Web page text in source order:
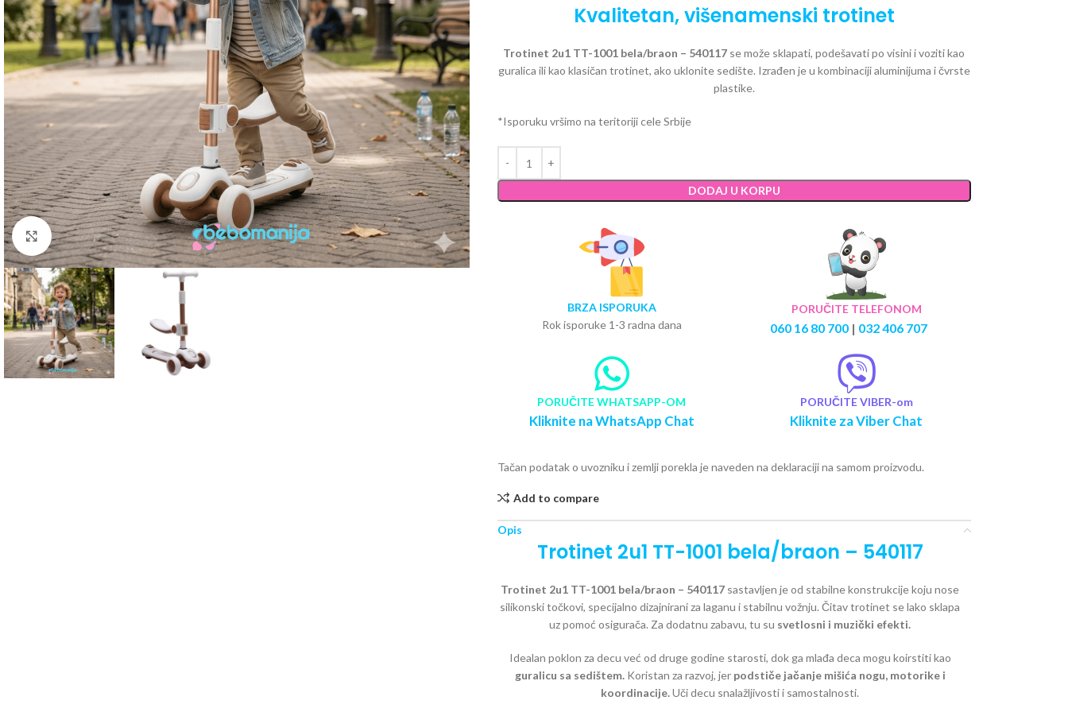
Click to enlarge
Kvalitetan, višenamenski trotinet
Trotinet 2u1 TT-1001 bela/braon – 540117 se može sklapati, podešavati po visini i voziti kao
guralica ili kao klasičan trotinet, ako uklonite sedište. Izrađen je u kombinaciji aluminijuma i čvrste
plastike.
*Isporuku vršimo na teritoriji cele Srbije
DODAJ U KORPU
BRZA ISPORUKA
Rok isporuke 1-3 radna dana
PORUČITE TELEFONOM
060 16 80 700| 032 406 707
PORUČITE WHATSAPP-OM
Kliknite na WhatsApp Chat
PORUČITE VIBER-om
Kliknite za Viber Chat
Tačan podatak o uvozniku i zemlji porekla je naveden na deklaraciji na samom proizvodu.
Add to compare
Opis
Trotinet 2u1 TT-1001 bela/braon – 540117
Trotinet 2u1 TT-1001 bela/braon – 540117 sastavljen je od stabilne konstrukcije koju nose
silikonski točkovi, specijalno dizajnirani za laganu i stabilnu vožnju. Čitav trotinet se lako sklapa
uz pomoć osigurača. Za dodatnu zabavu, tu su svetlosni i muzički efekti.
Idealan poklon za decu već od druge godine starosti, dok ga mlađa deca mogu koirstiti kao
guralicu sa sedištem.Koristan za razvoj, jerpodstiče jačanje mišića nogu, motorike i
koordinacije.Uči decu snalažljivosti i samostalnosti.